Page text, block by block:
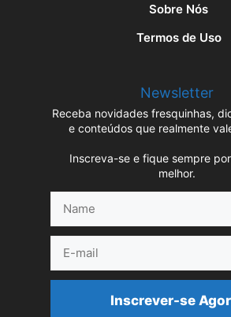
Sobre Nós
Termos de Uso
Newsletter
Receba novidades fresquinhas,
e conteúdos que realmente
Inscreva-se e fique sempre
melhor.
mail
Inscrever-se